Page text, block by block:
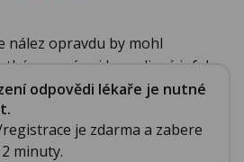
nález opravdu by mohl
v rámci borreliové infek...
odpovědi lékaře je nutné
je zdarma a zabere
minuty.